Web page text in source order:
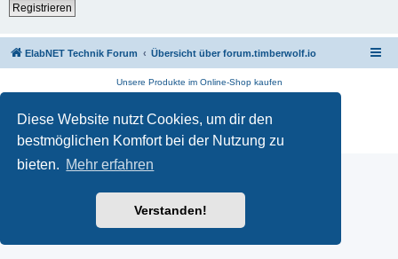
Diese Website nutzt Cookies, um dir den
bestmöglichen Komfort bei der Nutzung zu
bieten. Mehr erfahren
Verstanden!
Registrieren
ElabNET Technik Forum Übersicht über forum.timberwolf.io
Unsere Produkte im Online-Shop kaufen
Deutsche Übersetzung durch
phpBB.de
Datenschutz | Nutzungsbedingungen